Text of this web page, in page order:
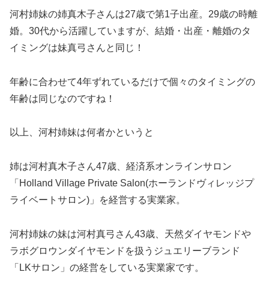
河村姉妹の姉真木子さんは27歳で第1子出産。29歳の時離
婚。30代から活躍していますが、結婚・出産・離婚のタ
イミングは妹真弓さんと同じ！
年齢に合わせて4年ずれているだけで個々のタイミングの
年齢は同じなのですね！
以上、河村姉妹は何者かというと
姉は河村真木子さん47歳、経済系オンラインサロン
「Holland Village Private Salon(ホーランドヴィレッジプ
ライベートサロン)」を経営する実業家。
河村姉妹の妹は河村真弓さん43歳、天然ダイヤモンドや
ラボグロウンダイヤモンドを扱うジュエリーブランド
「LKサロン」の経営をしている実業家です。